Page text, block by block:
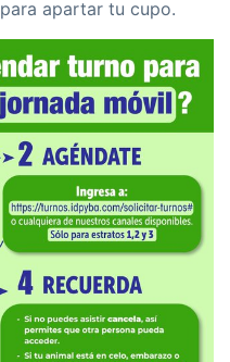
para apartar tu cupo.